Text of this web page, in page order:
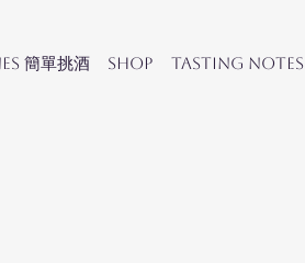
簡單挑酒 SHOP Tasting Notes